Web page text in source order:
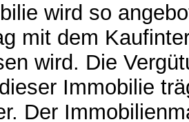
wird so
mit dem
wird. Die
Immobilie
Der